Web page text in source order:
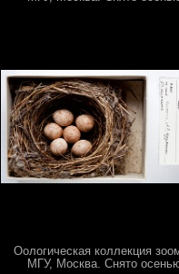
Оологическая коллекция
МГУ, Москва. Снято